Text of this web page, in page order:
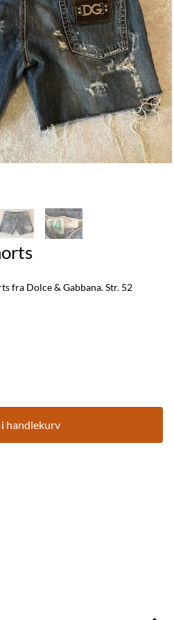
fra Dolce & Gabbana. Str. 52
i handlekurv